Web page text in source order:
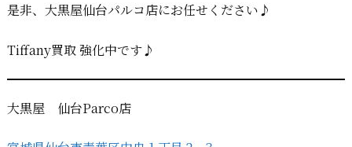
是非、大黒屋仙台パルコ店にお任せください♪
Tiffany買取 強化中です♪
大黒屋 仙台Parco店